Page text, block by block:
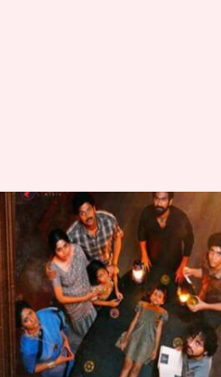
Review: 'పిండం'
2023 12:55 pm